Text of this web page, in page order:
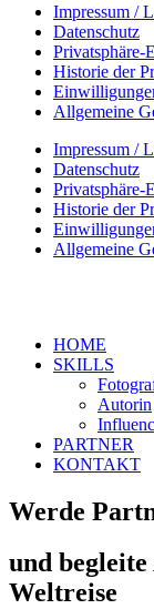
Impressum /
Datenschutz
Privatsphäre-
Historie der
Allgemeine
Impressum /
Datenschutz
Privatsphäre-
Historie der
Allgemeine
HOME
SKILLS
Autorin
PARTNER
KONTAKT
Werde
und
Weltreise